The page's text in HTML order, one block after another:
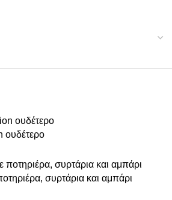
ουδέτερο
συρτάρια και αμπάρι